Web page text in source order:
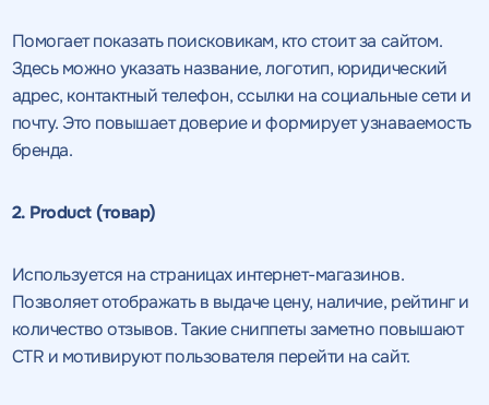
Помогает показать поисковикам, кто стоит за сайтом.
Здесь можно указать название, логотип, юридический
адрес, контактный телефон, ссылки на социальные сети и
почту. Это повышает доверие и формирует узнаваемость
бренда.
2. Product (товар)
Используется на страницах интернет-магазинов.
Позволяет отображать в выдаче цену, наличие, рейтинг и
количество отзывов. Такие сниппеты заметно повышают
CTR и мотивируют пользователя перейти на сайт.